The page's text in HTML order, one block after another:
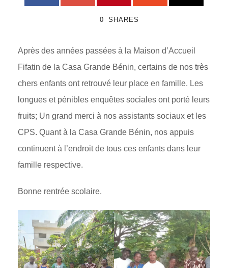
0 SHARES
Après des années passées à la Maison d’Accueil
Fifatin de la Casa Grande Bénin, certains de nos très
chers enfants ont retrouvé leur place en famille. Les
longues et pénibles enquêtes sociales ont porté leurs
fruits; Un grand merci à nos assistants sociaux et les
CPS. Quant à la Casa Grande Bénin, nos appuis
continuent à l’endroit de tous ces enfants dans leur
famille respective.
Bonne rentrée scolaire.